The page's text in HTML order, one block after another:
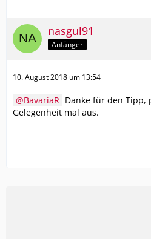
nasgul91
Anfänger
10. August 2018 um 13:54
BavariaR Danke für den Tipp,
Gelegenheit mal aus.